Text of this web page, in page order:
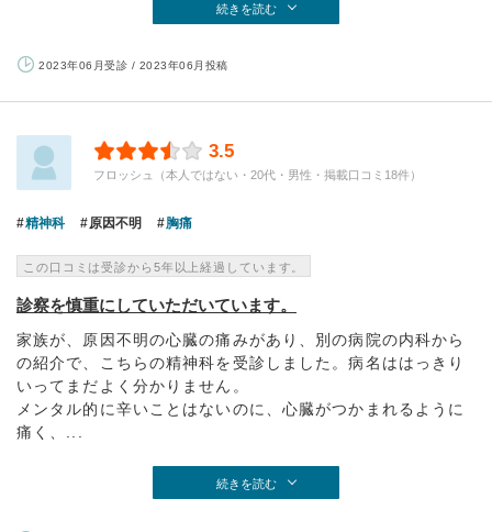
続きを読む
2023年06月受診 / 2023年06月投稿
3.5
フロッシュ（本人ではない・20代・男性・掲載口コミ18件）
精神科 原因不明 胸痛
この口コミは受診から5年以上経過しています。
診察を慎重にしていただいています。
家族が、原因不明の心臓の痛みがあり、別の病院の内科から
の紹介で、こちらの精神科を受診しました。病名ははっきり
いってまだよく分かりません。
メンタル的に辛いことはないのに、心臓がつかまれるように
痛く、...
続きを読む